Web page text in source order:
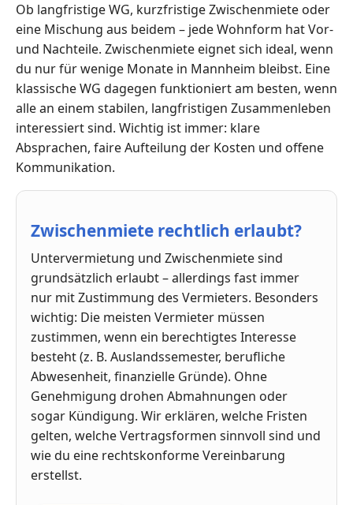
Ob langfristige WG, kurzfristige Zwischenmiete oder
eine Mischung aus beidem – jede Wohnform hat Vor-
und Nachteile. Zwischenmiete eignet sich ideal, wenn
du nur für wenige Monate in Mannheim bleibst. Eine
klassische WG dagegen funktioniert am besten, wenn
alle an einem stabilen, langfristigen Zusammenleben
interessiert sind. Wichtig ist immer: klare
Absprachen, faire Aufteilung der Kosten und offene
Kommunikation.
Zwischenmiete rechtlich erlaubt?
Untervermietung und Zwischenmiete sind
grundsätzlich erlaubt – allerdings fast immer
nur mit Zustimmung des Vermieters. Besonders
wichtig: Die meisten Vermieter müssen
zustimmen, wenn ein berechtigtes Interesse
besteht (z. B. Auslandssemester, berufliche
Abwesenheit, finanzielle Gründe). Ohne
Genehmigung drohen Abmahnungen oder
sogar Kündigung. Wir erklären, welche Fristen
gelten, welche Vertragsformen sinnvoll sind und
wie du eine rechtskonforme Vereinbarung
erstellst.